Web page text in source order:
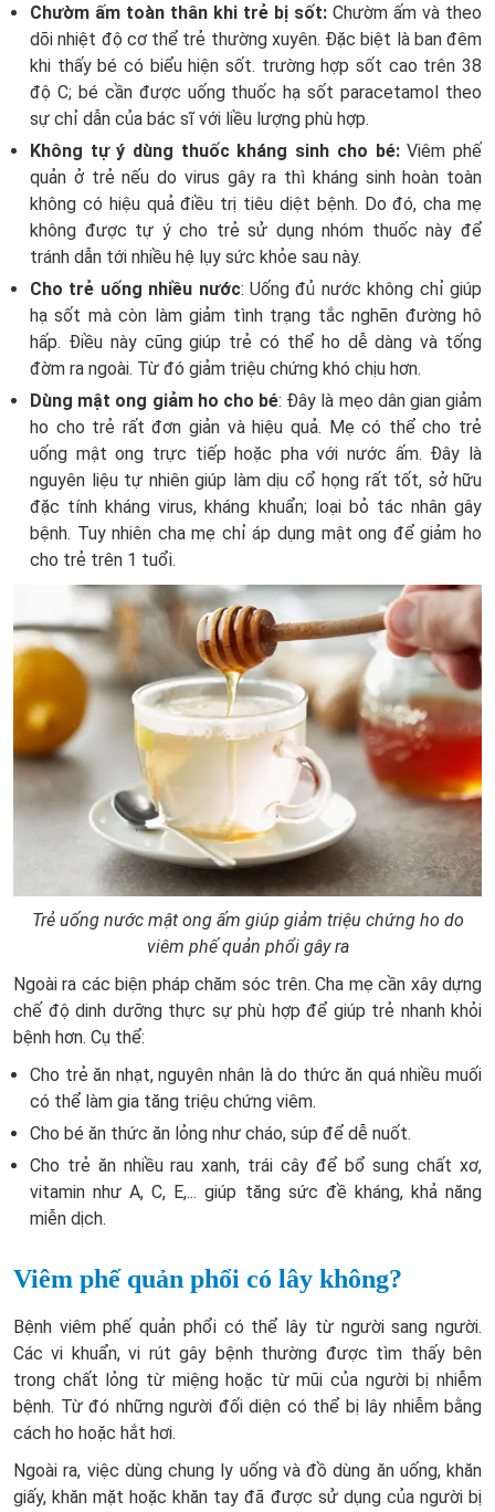
Chườm ấm toàn thân khi trẻ bị sốt: Chườm ấm và theo
dõi nhiệt độ cơ thể trẻ thường xuyên. Đặc biệt là ban đêm
khi thấy bé có biểu hiện sốt. trường hợp sốt cao trên 38
độ C; bé cần được uống thuốc hạ sốt paracetamol theo
sự chỉ dẫn của bác sĩ với liều lượng phù hợp.
Không tự ý dùng thuốc kháng sinh cho bé:Viêm phế
quản ở trẻ nếu do virus gây ra thì kháng sinh hoàn toàn
không có hiệu quả điều trị tiêu diệt bệnh. Do đó, cha mẹ
không được tự ý cho trẻ sử dụng nhóm thuốc này để
tránh dẫn tới nhiều hệ lụy sức khỏe sau này.
Cho trẻ uống nhiều nước: Uống đủ nước không chỉ giúp
hạ sốt mà còn làm giảm tình trạng tắc nghẽn đường hô
hấp. Điều này cũng giúp trẻ có thể ho dễ dàng và tống
đờm ra ngoài. Từ đó giảm triệu chứng khó chịu hơn.
Dùng mật ong giảm ho cho bé: Đây là mẹo dân gian giảm
ho cho trẻ rất đơn giản và hiệu quả. Mẹ có thể cho trẻ
uống mật ong trực tiếp hoặc pha với nước ấm. Đây là
nguyên liệu tự nhiên giúp làm dịu cổ họng rất tốt, sở hữu
đặc tính kháng virus, kháng khuẩn; loại bỏ tác nhân gây
bệnh. Tuy nhiên cha mẹ chỉ áp dụng mật ong để giảm ho
cho trẻ trên 1 tuổi.
Trẻ uống nước mật ong ấm giúp giảm triệu chứng ho do
viêm phế quản phổi gây ra
Ngoài ra các biện pháp chăm sóc trên. Cha mẹ cần xây dựng
chế độ dinh dưỡng thực sự phù hợp để giúp trẻ nhanh khỏi
bệnh hơn. Cụ thể:
Cho trẻ ăn nhạt, nguyên nhân là do thức ăn quá nhiều muối
có thể làm gia tăng triệu chứng viêm.
Cho bé ăn thức ăn lỏng như cháo, súp để dễ nuốt.
Cho trẻ ăn nhiều rau xanh, trái cây để bổ sung chất xơ,
vitamin như A, C, E,... giúp tăng sức đề kháng, khả năng
miễn dịch.
Viêm phế quản phổi có lây không?
Bệnh viêm phế quản phổi có thể lây từ người sang người.
Các vi khuẩn, vi rút gây bệnh thường được tìm thấy bên
trong chất lỏng từ miệng hoặc từ mũi của người bị nhiễm
bệnh. Từ đó những người đối diện có thể bị lây nhiễm bằng
cách ho hoặc hắt hơi.
Ngoài ra, việc dùng chung ly uống và đồ dùng ăn uống, khăn
giấy, khăn mặt hoặc khăn tay đã được sử dụng của người bị